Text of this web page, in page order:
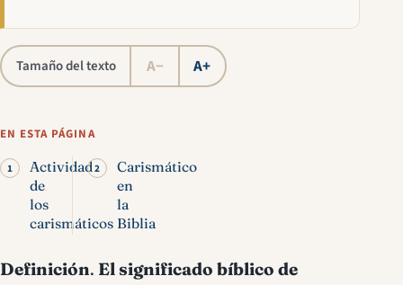
Tamaño del texto A− A+
EN ESTA PÁGINA
Actividad
de
los
carismáticos
Carismático
en
la
Biblia
Definición. El significado bíblico de